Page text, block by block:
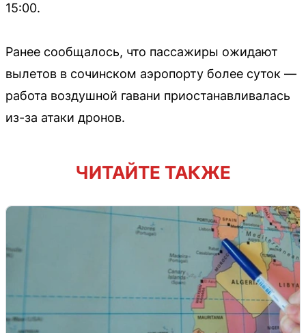
15:00.
Ранее сообщалось, что пассажиры ожидают
вылетов в сочинском аэропорту более суток —
работа воздушной гавани приостанавливалась
из-за атаки дронов.
ЧИТАЙТЕ ТАКЖЕ